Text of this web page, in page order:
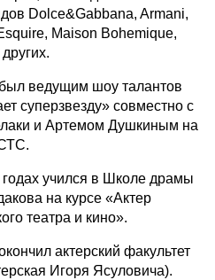
Dolce&Gabbana, Armani,
Maison Bohemique,
ведущим шоу талантов
суперзвезду» совместно с
и Артемом Душкиным на
учился в Школе драмы
на курсе «Актер
театра и кино».
актерский факультет
Игоря Ясуловича).